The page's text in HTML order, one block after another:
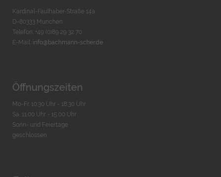
Kardinal-Faulhaber-Straße 14a
D-80333 München
Telefon: +49 (0)89 29 32 70
E-Mail: info@bachmann-scher.de
Öffnungszeiten
Mo-Fr. 10:30 Uhr - 18:30 Uhr
Sa. 11:00 Uhr - 15.00 Uhr
Sonn- und Feiertage
geschlossen